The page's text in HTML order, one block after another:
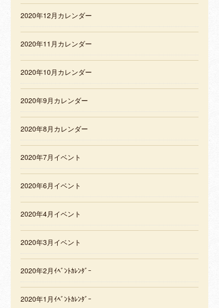
2020年12月カレンダー
2020年11月カレンダー
2020年10月カレンダー
2020年9月カレンダー
2020年8月カレンダー
2020年7月イベント
2020年6月イベント
2020年4月イベント
2020年3月イベント
2020年2月ｲﾍﾞﾝﾄｶﾚﾝﾀﾞｰ
2020年1月ｲﾍﾞﾝﾄｶﾚﾝﾀﾞｰ